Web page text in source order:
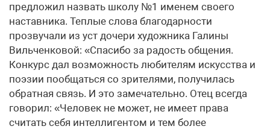
предложил назвать школу №1 именем своего
наставника. Теплые слова благодарности
прозвучали из уст дочери художника Галины
Вильченковой: «Спасибо за радость общения.
Конкурс дал возможность любителям искусства и
поэзии пообщаться со зрителями, получилась
обратная связь. И это замечательно. Отец всегда
говорил: «Человек не может, не имеет права
считать себя интеллигентом и тем более